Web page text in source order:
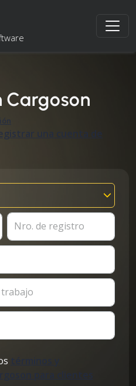
Cargoson
una cuenta de
Nro. de registro
para clientes